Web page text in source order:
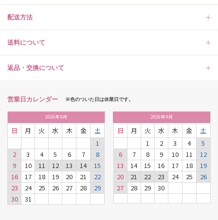
配送方法
送料について
返品・交換について
営業日カレンダー ※色のついた日は休業日です。
2026年8月
日 月 火 水 木 金
土
1
2
3 4 5 6 7
8
9
10 11 12 13 14
15
16
17 18 19 20 21
22
23
24 25 26 27 28
29
30
31
2026年9月
日 月 火 水 木 金
土
1
2 3 4
5
6
7 8 9 10 11
12
13
14 15 16 17 18
19
20
21 22 23 24 25
26
27
28 29 30